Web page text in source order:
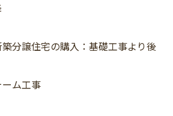
分譲住宅の購入：基礎工事より後
ム工事